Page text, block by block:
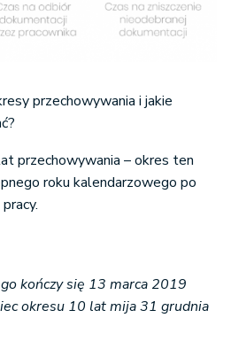
przechowywania i jakie
przechowywania – okres ten
roku kalendarzowego po
kończy się 13 marca 2019
okresu 10 lat mija 31 grudnia